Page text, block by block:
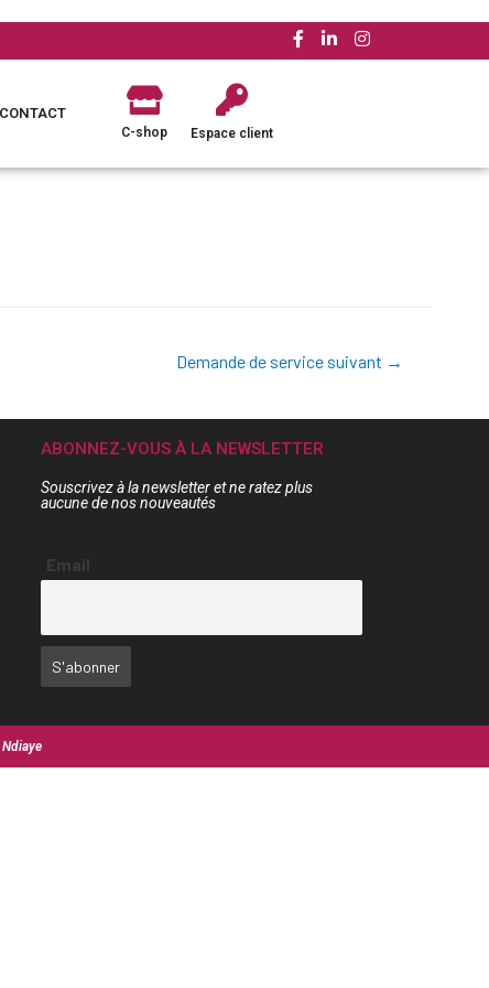
CONTACT
C-shop Espace client
Demande de service suivant →
ABONNEZ-VOUS À LA NEWSLETTER
Souscrivez à la newsletter et ne ratez plus
aucune de nos nouveautés
Email